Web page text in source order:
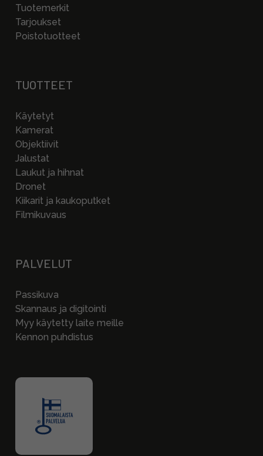
Tuotemerkit
Tarjoukset
Poistotuotteet
TUOTTEET
Käytetyt
Kamerat
Objektiivit
Jalustat
Laukut ja hihnat
Dronet
Kiikarit ja kaukoputket
Filmikuvaus
PALVELUT
Passikuva
Skannaus ja digitointi
Myy käytetty laite meille
Kennon puhdistus